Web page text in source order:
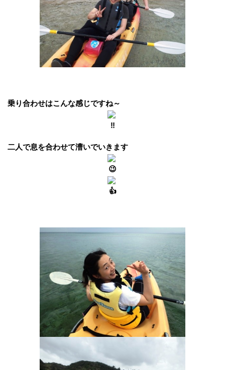
乗り合わせはこんな感じですね～
二人で息を合わせて漕いでいきます